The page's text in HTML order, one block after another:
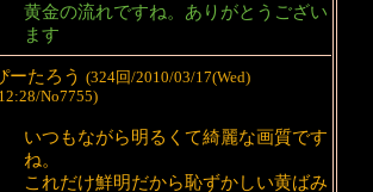
黄金の流れですね。ありがとうござい
ます
ーたろう (324回/2010/03/17(Wed)
No7755)
いつもながら明るくて綺麗な画質です
ね。
これだけ鮮明だから恥ずかしい黄ばみ